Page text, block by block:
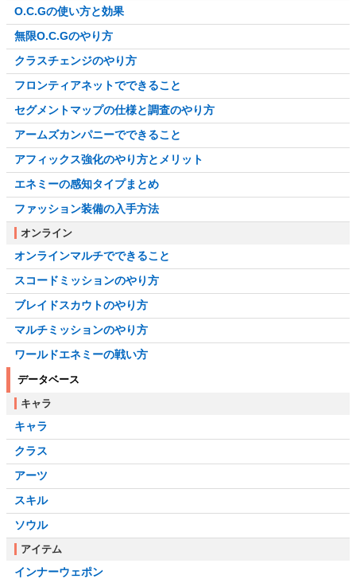
O.C.Gの使い方と効果
無限O.C.Gのやり方
クラスチェンジのやり方
フロンティアネットでできること
セグメントマップの仕様と調査のやり方
アームズカンパニーでできること
アフィックス強化のやり方とメリット
エネミーの感知タイプまとめ
ファッション装備の入手方法
オンライン
オンラインマルチでできること
スコードミッションのやり方
ブレイドスカウトのやり方
マルチミッションのやり方
ワールドエネミーの戦い方
データベース
キャラ
キャラ
クラス
アーツ
スキル
ソウル
アイテム
インナーウェポン